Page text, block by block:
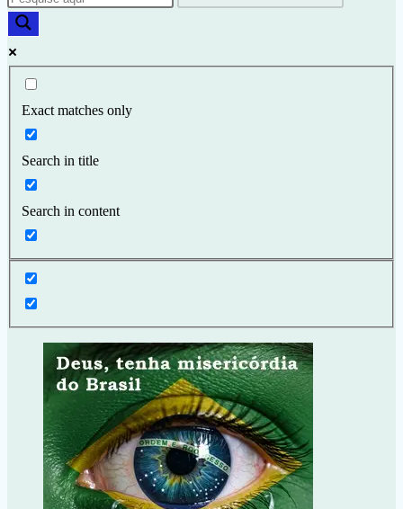
Exact matches only
Search in title
Search in content